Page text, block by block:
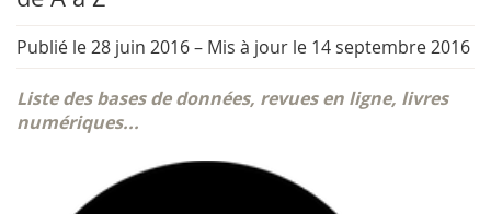
Publié le 28 juin 2016– Mis à jour le 14 septembre 2016
Liste des bases de données, revues en ligne, livres
numériques...